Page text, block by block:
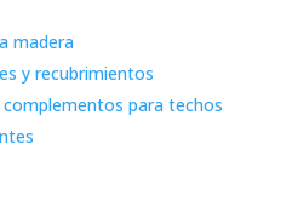
madera
y recubrimientos
para techos